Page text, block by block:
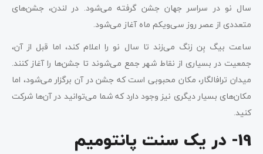
سال نو در سراسر جهان جشن گرفته می‌شود. در لندن، جشن‌های
متعددی از عصر روز سی‌ویکم ماه آغاز می‌شود.
ساعت بیگ بِن زنگ می‌زند تا سال نو را اعلام کند، اما قبل از آن،
جمعیت در بسیاری از نقاط شهر جمع می‌شوند تا جشن‌ها را آغاز کنند.
میدان ترافالگار، مکان محبوبی است که جشن در آن برگزار می‌شود، اما
مکان‌های بسیار دیگری نیز وجود دارد که شما می‌توانید در آن‌ها شرکت
کنید.
19- در یک سنت پانتومیم